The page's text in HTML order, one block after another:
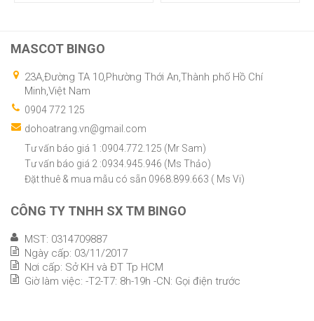
MASCOT BINGO
23A,Đường TA 10,Phường Thới An,Thành phố Hồ Chí
Minh,Việt Nam
0904 772 125
dohoatrang.vn@gmail.com
Tư vấn báo giá 1 :0904.772.125 (Mr Sam)
Tư vấn báo giá 2 :0934.945.946 (Ms Thảo)
Đặt thuê & mua mẫu có sẵn 0968.899.663 ( Ms Vi)
CÔNG TY TNHH SX TM BINGO
MST: 0314709887
Ngày cấp: 03/11/2017
Nơi cấp: Sở KH và ĐT Tp HCM
Giờ làm việc: -T2-T7: 8h-19h -CN: Gọi điện trước